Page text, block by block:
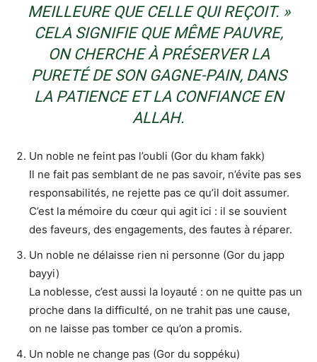
MEILLEURE QUE CELLE QUI REÇOIT. »
CELA SIGNIFIE QUE MÊME PAUVRE,
ON CHERCHE À PRÉSERVER LA
PURETÉ DE SON GAGNE-PAIN, DANS
LA PATIENCE ET LA CONFIANCE EN
ALLAH.
Un noble ne feint pas l’oubli (Gor du kham fakk)
Il ne fait pas semblant de ne pas savoir, n’évite pas ses
responsabilités, ne rejette pas ce qu’il doit assumer.
C’est la mémoire du cœur qui agit ici : il se souvient
des faveurs, des engagements, des fautes à réparer.
Un noble ne délaisse rien ni personne (Gor du japp
bayyi)
La noblesse, c’est aussi la loyauté : on ne quitte pas un
proche dans la difficulté, on ne trahit pas une cause,
on ne laisse pas tomber ce qu’on a promis.
Un noble ne change pas (Gor du soppéku)